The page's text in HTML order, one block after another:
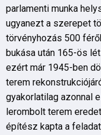
parlamenti munka
ugyanezt a szerepet
törvényhozás 500
bukása után 165-ös
ezért már 1945-ben
terem
gyakorlatilag azonnal
lerombolt terem
építész kapta a